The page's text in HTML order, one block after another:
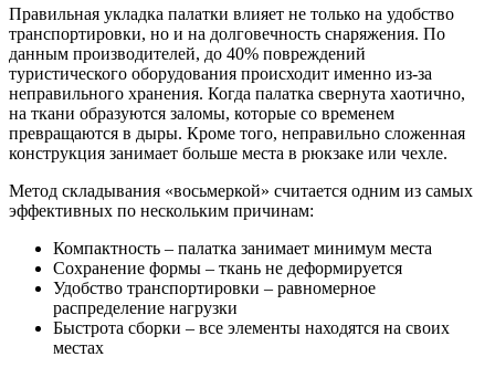
Правильная укладка палатки влияет не только на удобство
транспортировки, но и на долговечность снаряжения. По
данным производителей, до 40% повреждений
туристического оборудования происходит именно из-за
неправильного хранения. Когда палатка свернута хаотично,
на ткани образуются заломы, которые со временем
превращаются в дыры. Кроме того, неправильно сложенная
конструкция занимает больше места в рюкзаке или чехле.
Метод складывания «восьмеркой» считается одним из самых
эффективных по нескольким причинам:
Компактность – палатка занимает минимум места
Сохранение формы – ткань не деформируется
Удобство транспортировки – равномерное
распределение нагрузки
Быстрота сборки – все элементы находятся на своих
местах